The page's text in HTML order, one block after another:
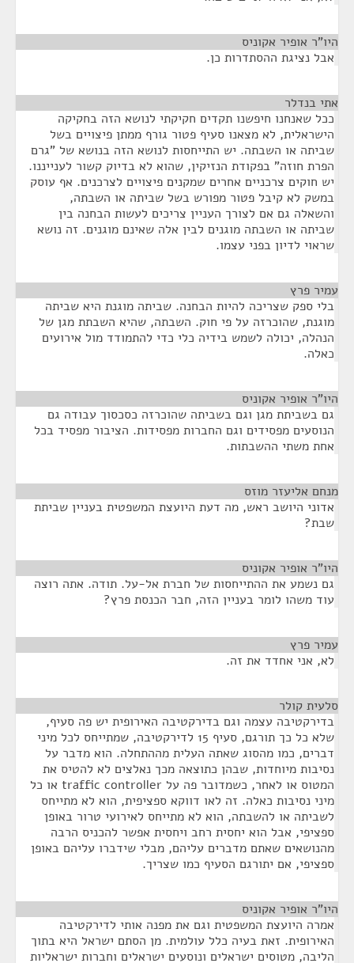
היו"ר אופיר אקוניס
אבל נציגת ההסתדרות כן.
אתי בנדלר
ככל שאנחנו חיפשנו תקדים חקיקתי לנושא הזה בחקיקה
הישראלית, לא מצאנו סעיף פטור גורף ממתן פיצויים בשל
שביתה או השבתה. יש התייחסות לנושא הזה בנושא של "גרם
הפרת חוזה" בפקודת הנזיקין, שהוא לא בדיוק קשור לענייננו.
יש חוקים צרכניים אחרים שמקנים פיצויים לצרכנים. אף עוסק
במשק לא קיבל פטור מפורש בשל שביתה או השבתה,
והשאלה גם אם לצורך העניין צריכים לעשות הבחנה בין
שביתה או השבתה מוגנים לבין אלה שאינם מוגנים. זה נושא
שראוי לדיון בפני עצמו.
עמיר פרץ
בלי ספק שצריכה להיות הבחנה. שביתה מוגנת היא שביתה
מוגנת, שהוכרזה על פי חוק. השבתה, שהיא השבתת מגן של
הנהלה, יכולה לשמש בידיה כלי כדי להתמודד מול אירועים
כאלה.
היו"ר אופיר אקוניס
גם בשביתת מגן וגם בשביתה שהוכרזה כסכסוך עבודה גם
הנוסעים מפסידים וגם החברות מפסידות. הציבור מפסיד בכל
אחת משתי ההשבתות.
מנחם אליעזר מוזס
אדוני היושב ראש, מה דעת היועצת המשפטית בעניין שביתת
שבת?
היו"ר אופיר אקוניס
גם נשמע את ההתייחסות של חברת אל-על. תודה. אתה רוצה
עוד משהו לומר בעניין הזה, חבר הכנסת פרץ?
עמיר פרץ
לא, אני אחדד את זה.
סלעית קולר
בדירקטיבה עצמה וגם בדירקטיבה האירופית יש פה סעיף,
שלא כל כך תורגם, סעיף 15 לדירקטיבה, שמתייחס לכל מיני
דברים, כמו מהסוג שאתה העלית מההתחלה. הוא מדבר על
נסיבות מיוחדות, שבהן כתוצאה מכך נאלצים לא להטיס את
המטוס או לאחר, כשמדובר פה על traffic controller או כל
מיני נסיבות כאלה. זה לאו דווקא ספציפית, הוא לא מתייחס
לשביתה או להשבתה, הוא לא מתייחס לאירועי טרור באופן
ספציפי, אבל הוא יחסית רחב ויחסית אפשר להכניס הרבה
מהנושאים שאתם מדברים עליהם, מבלי שידברו עליהם באופן
ספציפי, אם יתורגם הסעיף כמו שצריך.
היו"ר אופיר אקוניס
אמרה היועצת המשפטית וגם את מפנה אותי לדירקטיבה
האירופית. זאת בעיה כלל עולמית. מן הסתם ישראל היא בתוך
הליבה, מטוסים ישראלים ונוסעים ישראלים וחברות ישראליות